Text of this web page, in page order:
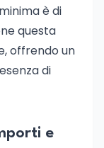
è di
questa
offrendo un
di
e